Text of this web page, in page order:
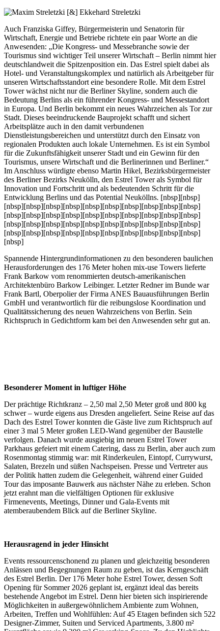
Auch Franziska Giffey, Bürgermeisterin und Senatorin für
Wirtschaft, Energie und Betriebe richtete ein paar Worte an die
Anwesenden: „Die Kongress- und Messebranche sowie der
Tourismus sind wichtiger Teil unserer Wirtschaft – Berlin nimmt hier
deutschlandweit die Spitzenposition ein. Das Estrel spielt dabei als
Hotel- und Veranstaltungskomplex und natürlich als Arbeitgeber für
unseren Wirtschaftsstandort eine besondere Rolle. Mit dem Estrel
Tower wächst nicht nur die Berliner Skyline, sondern auch die
Bedeutung Berlins als ein führender Kongress- und Messestandort
in Europa. Und Berlin bekommt ein neues Wahrzeichen als Tor zur
Stadt. Dieses beeindruckende Bauprojekt schafft und sichert
Arbeitsplätze auch in den damit verbundenen
Dienstleistungsbereichen und unterstützt durch den Einsatz von
regionalen Produkten auch lokale Unternehmen. Es ist ein Symbol
für die Zukunftsfähigkeit unserer Stadt und ein Gewinn für den
Tourismus, unsere Wirtschaft und die Berlinerinnen und Berliner.“
Im Anschluss würdigte ebenso Martin Hikel, Bezirksbürgermeister
des Berliner Bezirks Neukölln, den Estrel Tower als Symbol für
Innovation und Fortschritt und als bedeutenden Schritt für die
Entwicklung Berlins und das Potential Neuköllns. [nbsp][nbsp]
[nbsp][nbsp][nbsp][nbsp][nbsp][nbsp][nbsp][nbsp][nbsp][nbsp]
[nbsp][nbsp][nbsp][nbsp][nbsp][nbsp][nbsp][nbsp][nbsp][nbsp]
[nbsp][nbsp][nbsp][nbsp][nbsp][nbsp][nbsp][nbsp][nbsp][nbsp]
[nbsp][nbsp][nbsp][nbsp][nbsp][nbsp][nbsp][nbsp][nbsp][nbsp]
[nbsp]
Spannende Hintergrundinformationen zu den besonderen baulichen
Herausforderungen des 176 Meter hohen mix-use Towers lieferte
Frank Barkow vom renommierten deutsch-amerikanischen
Architektenbüro Barkow Leibinger. Letzter Redner im Bunde war
Frank Bartl, Oberpolier der Firma ANES Bauausführungen Berlin
GmbH und verantwortlich für die reibungslose Koordination und
Qualitätssicherung des neuen Wahrzeichens von Berlin. Sein
Richtspruch in Gedichtform kam bei den Anwesenden sehr gut an.
Besonderer Moment in luftiger Höhe
Der prächtige Richtkranz – 2,50 mal 2,50 Meter groß und 800 kg
schwer – wurde eigens aus Dresden angeliefert. Seine Reise auf das
Dach des Estrel Tower konnten die Gäste live zum Richtspruch auf
einer 3 mal 5 Meter großen LED-Wand gegenüber der Baustelle
verfolgen. Danach wurde ausgiebig im neuen Estrel Tower
Parkhaus gefeiert mit einem Catering, dass zu Berlin, aber auch zum
Rosenmontag stimmig war: mit Rinderkeulen, Eintopf, Currywurst,
Salaten, Brezeln und süßen Nachspeisen. Presse und Vertreter aus
der Politik hatten zudem die Gelegenheit, während einer Guided
Tour das imposante Bauwerk aus nächster Nähe zu erleben. Schon
jetzt erahnt man die vielfältigen Optionen für exklusive
Firmenevents, Meetings, Dinner und Gala-Events mit
atemberaubendem Blick auf die Berliner Skyline.
Herausragend in jeder Hinsicht
Events ressourcenschonend zu planen und gleichzeitig besonderen
Anlässen und Begegnungen Raum zu geben, ist das Kerngeschäft
des Estrel Berlin. Der 176 Meter hohe Estrel Tower, dessen Soft
Opening für Sommer 2026 geplant ist, ergänzt ideal das bereits
bestehende Angebot im Estrel. Denn hier bieten sich inspirierende
Möglichkeiten in außergewöhnlichem Ambiente zum Wohnen,
Arbeiten, Treffen und Wohlfühlen: Auf 45 Etagen befinden sich 522
Designer-Zimmer, Suiten und Serviced Apartments, 3.800 m²